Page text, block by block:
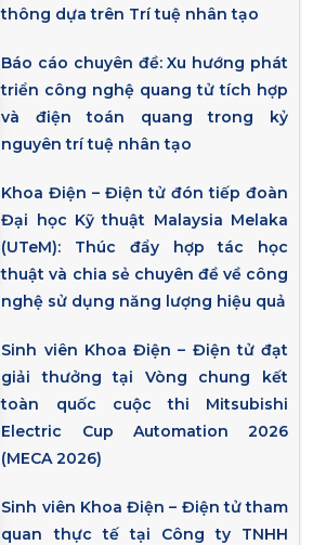
thông dựa trên Trí tuệ nhân tạo
Báo cáo chuyên đề: Xu hướng phát
triển công nghệ quang tử tích hợp
và điện toán quang trong kỷ
nguyên trí tuệ nhân tạo
Khoa Điện – Điện tử đón tiếp đoàn
Đại học Kỹ thuật Malaysia Melaka
(UTeM): Thúc đẩy hợp tác học
thuật và chia sẻ chuyên đề về công
nghệ sử dụng năng lượng hiệu quả
Sinh viên Khoa Điện – Điện tử đạt
giải thưởng tại Vòng chung kết
toàn quốc cuộc thi Mitsubishi
Electric Cup Automation 2026
(MECA 2026)
Sinh viên Khoa Điện – Điện tử tham
quan thực tế tại Công ty TNHH